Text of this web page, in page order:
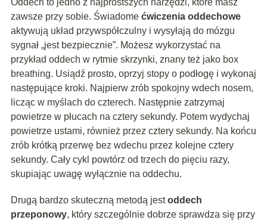
Oddech to jedno z najprostszych narzędzi, które masz
zawsze przy sobie. Świadome ćwiczenia oddechowe
aktywują układ przywspółczulny i wysyłają do mózgu
sygnał „jest bezpiecznie”. Możesz wykorzystać na
przykład oddech w rytmie skrzynki, znany też jako box
breathing. Usiądź prosto, oprzyj stopy o podłogę i wykonaj
następujące kroki. Najpierw zrób spokojny wdech nosem,
licząc w myślach do czterech. Następnie zatrzymaj
powietrze w płucach na cztery sekundy. Potem wydychaj
powietrze ustami, również przez cztery sekundy. Na końcu
zrób krótką przerwę bez wdechu przez kolejne cztery
sekundy. Cały cykl powtórz od trzech do pięciu razy,
skupiając uwagę wyłącznie na oddechu.
Drugą bardzo skuteczną metodą jestoddech
przeponowy, który szczególnie dobrze sprawdza się przy